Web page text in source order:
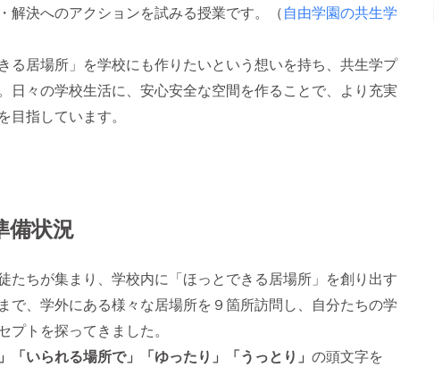
解決へのアクションを試みる授業です。（自由学園の共生学
る居場所」を学校にも作りたいという想いを持ち、共生学プ
日々の学校生活に、安心安全な空間を作ることで、より充実
目指しています。
備状況
たちが集まり、学校内に「ほっとできる居場所」を創り出す
で、学外にある様々な居場所を９箇所訪問し、自分たちの学
トを探ってきました。
「いられる場所で」「ゆったり」「うっと り」 の頭文字を